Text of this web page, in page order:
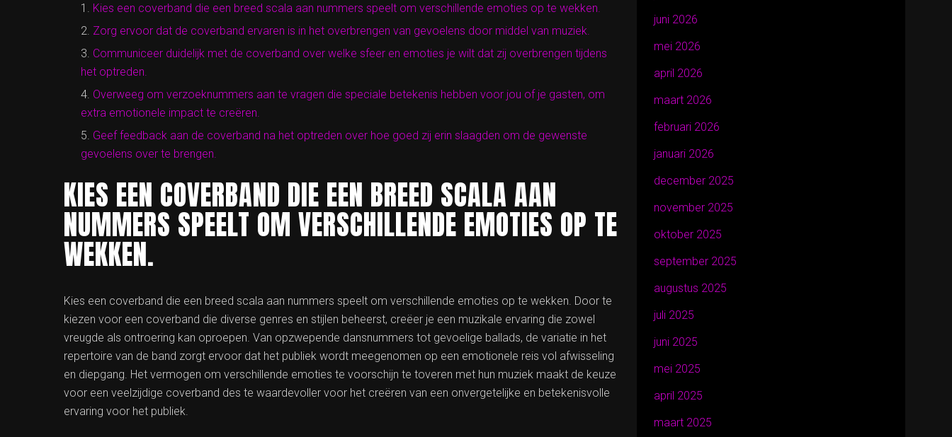
Kies een coverband die een breed scala aan nummers speelt om verschillende emoties op te wekken.
Zorg ervoor dat de coverband ervaren is in het overbrengen van gevoelens door middel van muziek.
Communiceer duidelijk met de coverband over welke sfeer en emoties je wilt dat zij overbrengen tijdens
het optreden.
Overweeg om verzoeknummers aan te vragen die speciale betekenis hebben voor jou of je gasten, om
extra emotionele impact te creëren.
Geef feedback aan de coverband na het optreden over hoe goed zij erin slaagden om de gewenste
gevoelens over te brengen.
KIES EEN COVERBAND DIE EEN BREED SCALA AAN
NUMMERS SPEELT OM VERSCHILLENDE EMOTIES OP TE
WEKKEN.
Kies een coverband die een breed scala aan nummers speelt om verschillende emoties op te wekken. Door te
kiezen voor een coverband die diverse genres en stijlen beheerst, creëer je een muzikale ervaring die zowel
vreugde als ontroering kan oproepen. Van opzwepende dansnummers tot gevoelige ballads, de variatie in het
repertoire van de band zorgt ervoor dat het publiek wordt meegenomen op een emotionele reis vol afwisseling
en diepgang. Het vermogen om verschillende emoties te voorschijn te toveren met hun muziek maakt de keuze
voor een veelzijdige coverband des te waardevoller voor het creëren van een onvergetelijke en betekenisvolle
ervaring voor het publiek.
juni 2026
mei 2026
april 2026
maart 2026
februari 2026
januari 2026
december 2025
november 2025
oktober 2025
september 2025
augustus 2025
juli 2025
juni 2025
mei 2025
april 2025
maart 2025